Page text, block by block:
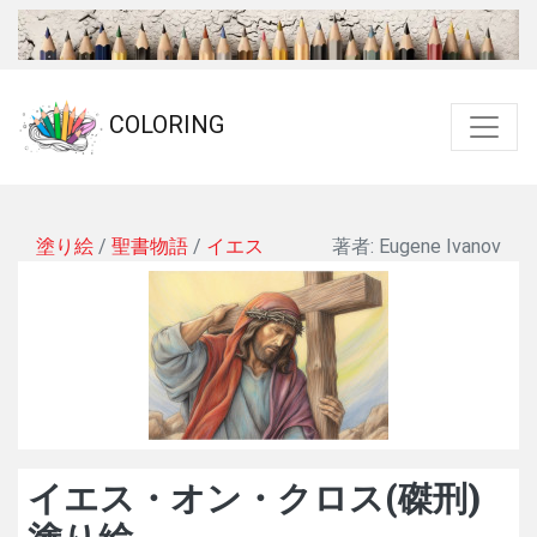
COLORING
塗り絵 / 聖書物語 / イエス 著者: Eugene Ivanov
イエス・オン・クロス(磔刑)